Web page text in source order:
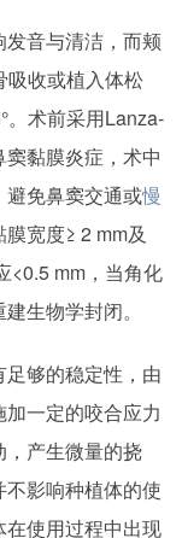
音与清洁，而颊
吸收或植入体松
。术前采用Lanza-
黏膜炎症，术中
免鼻窦交通或慢
宽度≥ 2 mm及
<0.5 mm，当角化
生物学封闭。
够的稳定性，由
一定的咬合应力
产生微量的挠
影响种植体的使
使用过程中出现